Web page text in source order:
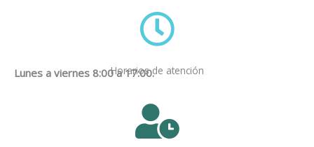
Horarios de atención
Lunes a viernes 8:00 a 17:00.